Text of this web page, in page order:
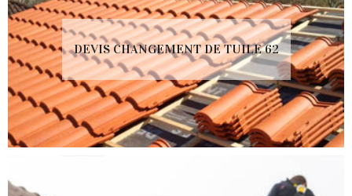
DEVIS CHANGEMENT DE TUILE 62